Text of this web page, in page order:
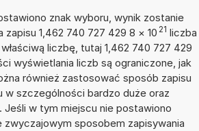
znak wyboru, wynik zostanie
zapisu 1,462 740 727 429 8 × 10 21 liczba
liczbę, tutaj 1,462 740 727 429
wyświetlania liczb są ograniczone, jak
również zastosować sposób zapisu
w szczególności bardzo duże oraz
Jeśli w tym miejscu nie postawiono
sposobem zapisywania